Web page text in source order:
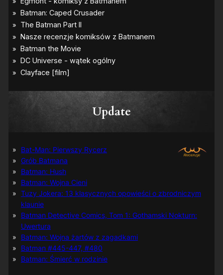
Update
Bat-Man: Pierwszy Rycerz
Grób Batmana
Batman: Hush
Batman: Wojna Cieni
Tuzy Jokera: 13 klasycznych opowieści o zbrodniczym
klaunie
Batman Detective Comics, Tom 1: Gothamski Nokturn:
Uwertura
Batman: Wojna żartów z zagadkami
Batman #445-447, #480
Batman: Śmierć w rodzinie